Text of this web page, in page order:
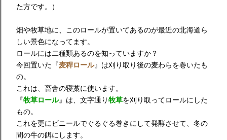
た方です。）
畑や牧草地に、このロールが置いてあるのが最近の北海道ら
しい景色になってます。
ロールには二種類あるのを知っていますか？
今回置いた『麦稈ロール』は刈り取り後の麦わらを巻いたも
の。
これは、畜舎の寝藁に使います。
『牧草ロール』は、文字通り牧草を刈り取ってロールにした
もの。
これを更にビニールでぐるぐる巻きにして発酵させて、冬の
間の牛の餌にします。